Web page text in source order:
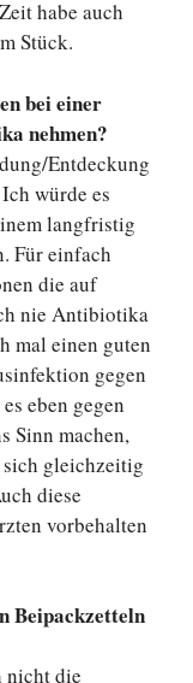
habe auch
Stück.
bei einer
nehmen?
Entdeckung
würde es
langfristig
Für einfach
die auf
nie Antibiotika
mal einen guten
gegen
eben gegen
Sinn machen,
sich gleichzeitig
diese
vorbehalten
Beipackzetteln
nicht die